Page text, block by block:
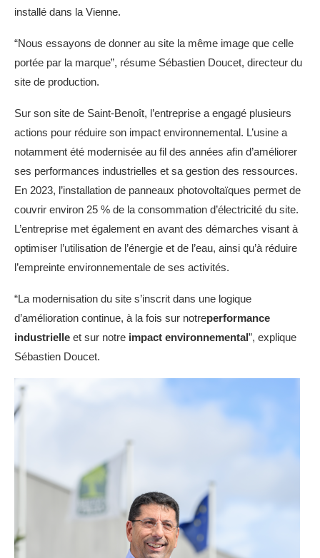
installé dans la Vienne.
“Nous essayons de donner au site la même image que celle
portée par la marque”, résume Sébastien Doucet, directeur du
site de production.
Sur son site de Saint-Benoît, l’entreprise a engagé plusieurs
actions pour réduire son impact environnemental. L’usine a
notamment été modernisée au fil des années afin d’améliorer
ses performances industrielles et sa gestion des ressources.
En 2023, l’installation de panneaux photovoltaïques permet de
couvrir environ 25 % de la consommation d’électricité du site.
L’entreprise met également en avant des démarches visant à
optimiser l’utilisation de l’énergie et de l’eau, ainsi qu’à réduire
l’empreinte environnementale de ses activités.
“La modernisation du site s’inscrit dans une logique
d’amélioration continue, à la fois sur notreperformance
industrielle et sur notre impact environnemental”, explique
Sébastien Doucet.